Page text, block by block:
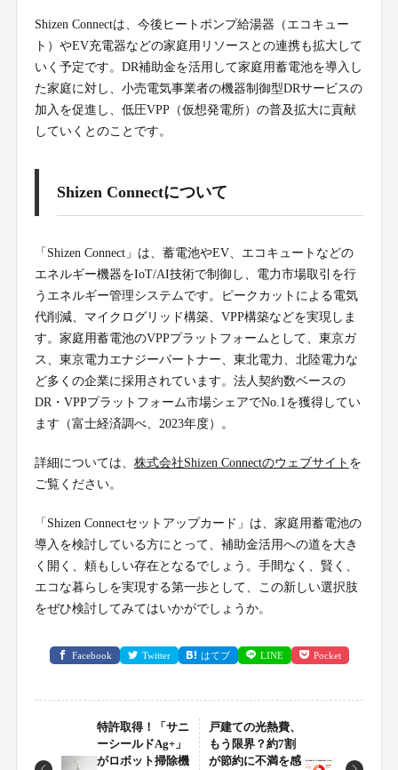
Shizen Connectは、今後ヒートポンプ給湯器（エコキュー
ト）やEV充電器などの家庭用リソースとの連携も拡大して
いく予定です。DR補助金を活用して家庭用蓄電池を導入し
た家庭に対し、小売電気事業者の機器制御型DRサービスの
加入を促進し、低圧VPP（仮想発電所）の普及拡大に貢献
していくとのことです。
Shizen Connectについて
「Shizen Connect」は、蓄電池やEV、エコキュートなどの
エネルギー機器をIoT/AI技術で制御し、電力市場取引を行
うエネルギー管理システムです。ピークカットによる電気
代削減、マイクログリッド構築、VPP構築などを実現しま
す。家庭用蓄電池のVPPプラットフォームとして、東京ガ
ス、東京電力エナジーパートナー、東北電力、北陸電力な
ど多くの企業に採用されています。法人契約数ベースの
DR・VPPプラットフォーム市場シェアでNo.1を獲得してい
ます（富士経済調べ、2023年度）。
詳細については、 株式会社Shizen Connectのウェブサイト を
ご覧ください。
「Shizen Connectセットアップカード」は、家庭用蓄電池の
導入を検討している方にとって、補助金活用への道を大き
く開く、頼もしい存在となるでしょう。手間なく、賢く、
エコな暮らしを実現する第一歩として、この新しい選択肢
をぜひ検討してみてはいかがでしょうか。
Facebook Twitter はてブ LINE Pocket
特許取得！「サニ
ーシールドAg+」
がロボット掃除機
戸建ての光熱費、
もう限界？約7割
が節約に不満を感